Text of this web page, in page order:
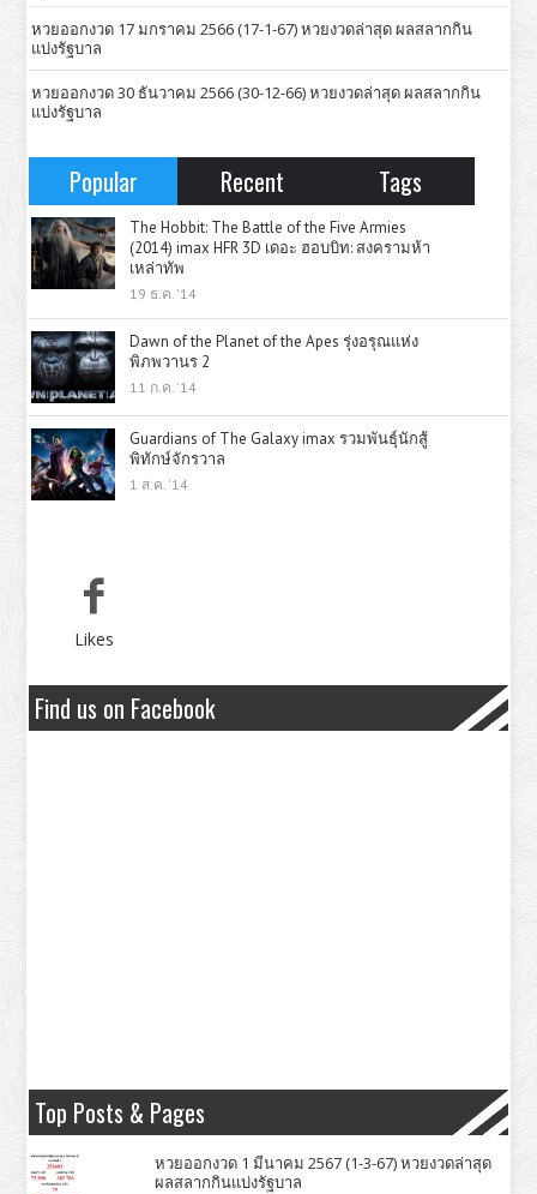
หวยออกงวด 17 มกราคม 2566 (17-1-67) หวยงวดล่าสุด ผลสลากกิน
แบ่งรัฐบาล
หวยออกงวด 30 ธันวาคม 2566 (30-12-66) หวยงวดล่าสุด ผลสลากกิน
แบ่งรัฐบาล
Popular Recent Tags
The Hobbit: The Battle of the Five Armies
(2014) imax HFR 3D เดอะ ฮอบบิท: สงครามห้า
เหล่าทัพ
19 ธ.ค. '14
Dawn of the Planet of the Apes รุ่งอรุณแห่ง
พิภพวานร 2
11 ก.ค. '14
Guardians of The Galaxy imax รวมพันธุ์นักสู้
พิทักษ์จักรวาล
1 ส.ค. '14
Likes
Find us on Facebook
Top Posts & Pages
หวยออกงวด 1 มีนาคม 2567 (1-3-67) หวยงวดล่าสุด
ผลสลากกินแบ่งรัฐบาล